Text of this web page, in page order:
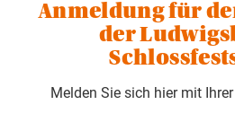
Anmeldung für
der
Melden Sie sich hier mit